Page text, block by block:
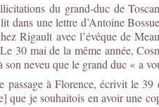
du grand-duc de
dans une lettre d’Antoine
Rigault avec l’évêque de
30 mai de la même année,
son neveu que le grand duc « a
passage à Florence, écrivit le
que je souhaitois en avoir une